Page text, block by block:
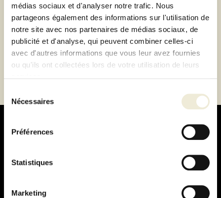
médias sociaux et d'analyser notre trafic. Nous
partageons également des informations sur l'utilisation de
notre site avec nos partenaires de médias sociaux, de
publicité et d'analyse, qui peuvent combiner celles-ci
avec d'autres informations que vous leur avez fournies
ou qu'ils ont collectées lors de votre utilisation de leurs
du Nécessaires
Préférences
Statistiques
Marketing
Description
Fiche technique